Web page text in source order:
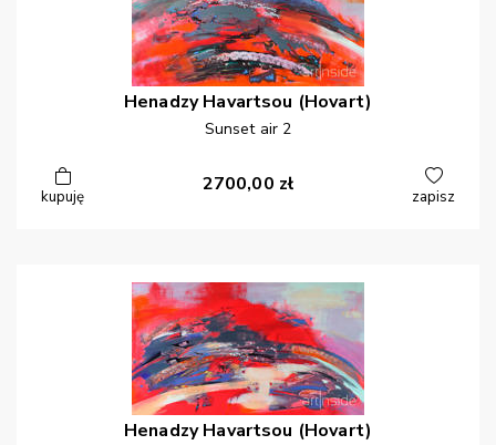
Henadzy Havartsou (Hovart)
Sunset air 2
kupuję
2700,00 zł
zapisz
Henadzy Havartsou (Hovart)